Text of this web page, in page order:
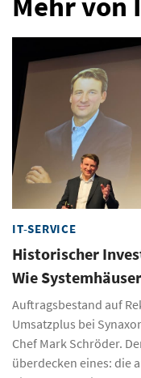
IT-SERVICE
Historischer
Wie
Auftragsbestand auf
Umsatzplus bei
Chef Mark Schröder.
überdecken eines: die